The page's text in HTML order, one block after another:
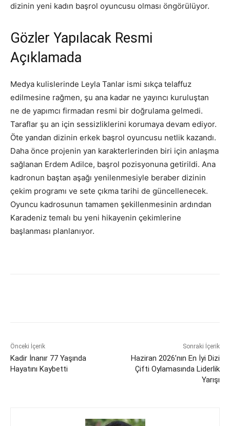
dizinin yeni kadın başrol oyuncusu olması öngörülüyor.
Gözler Yapılacak Resmi
Açıklamada
Medya kulislerinde Leyla Tanlar ismi sıkça telaffuz
edilmesine rağmen, şu ana kadar ne yayıncı kuruluştan
ne de yapımcı firmadan resmi bir doğrulama gelmedi.
Taraflar şu an için sessizliklerini korumaya devam ediyor.
Öte yandan dizinin erkek başrol oyuncusu netlik kazandı.
Daha önce projenin yan karakterlerinden biri için anlaşma
sağlanan Erdem Adilce, başrol pozisyonuna getirildi. Ana
kadronun baştan aşağı yenilenmesiyle beraber dizinin
çekim programı ve sete çıkma tarihi de güncellenecek.
Oyuncu kadrosunun tamamen şekillenmesinin ardından
Karadeniz temalı bu yeni hikayenin çekimlerine
başlanması planlanıyor.
Önceki İçerik
Kadir İnanır 77 Yaşında
Hayatını Kaybetti
Sonraki İçerik
Haziran 2026’nın En İyi Dizi
Çifti Oylamasında Liderlik
Yarışı